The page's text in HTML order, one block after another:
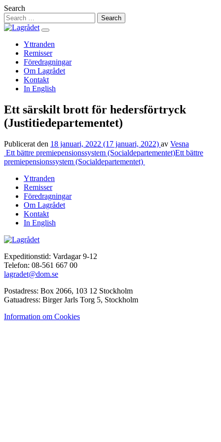
Hoppa
till
innehåll
Search
Yttranden
Remisser
Föredragningar
Om Lagrådet
Kontakt
In English
Ett särskilt brott för hedersförtryck
(Justitiedepartementet)
Publicerat den 18 januari, 2022 (17 januari, 2022) av Vesna
Inläggsnavigering
Ett bättre premiepensionssystem (Socialdepartementet)Ett bättre
premiepensionssystem (Socialdepartementet)
Yttranden
Remisser
Föredragningar
Om Lagrådet
Kontakt
In English
Expeditionstid: Vardagar 9-12
Telefon: 08-561 667 00
lagradet@dom.se
Postadress: Box 2066, 103 12 Stockholm
Gatuadress: Birger Jarls Torg 5, Stockholm
Information om Cookies